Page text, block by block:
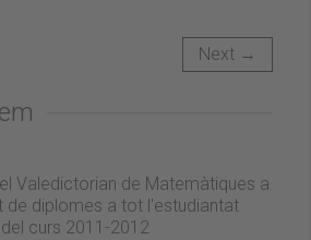
Next →
Valedictorian de Matemàtiques a
de diplomes a tot l'estudiantat
curs 2011-2012